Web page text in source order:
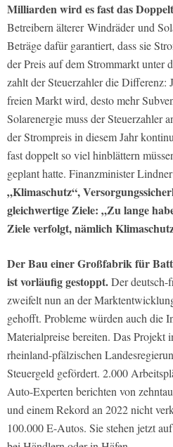
Milliarden wird es fast das
Betreibern älterer Windräder und
Beträge dafür garantiert, dass sie
der Preis auf dem Strommarkt unter
zahlt der Steuerzahler die Differenz:
freien Markt wird, desto mehr
Solarenergie muss der Steuerzahler
der Strompreis in diesem Jahr
fast doppelt so viel hinblättern
geplant hatte. Finanzminister
„Klimaschutz“,
gleichwertige Ziele: „Zu lange
Ziele verfolgt, nämlich
Der Bau einer Großfabrik für
ist vorläufig gestoppt.Der deutsch-
zweifelt nun an der
gehofft. Probleme würden auch die
Materialpreise bereiten. Das Projekt
rheinland-pfälzischen
Steuergeld gefördert. 2.000
Auto-Experten berichten von
und einem Rekord an 2022 nicht
100.000 E-Autos. Sie stehen jetzt